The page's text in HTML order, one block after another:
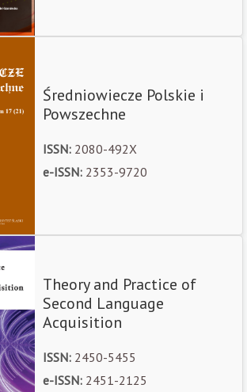
Średniowiecze Polskie i
Powszechne
ISSN: 2080-492X
e-ISSN: 2353-9720
Theory and Practice of
Second Language
Acquisition
ISSN: 2450-5455
e-ISSN: 2451-2125